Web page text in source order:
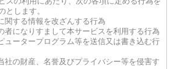
とします。
関する情報を改ざんする行為
者になりすまして本サービスを利用する行為
ュータープログラム等を送信又は書き込む行
社の財産、名誉及びプライバシー等を侵害す